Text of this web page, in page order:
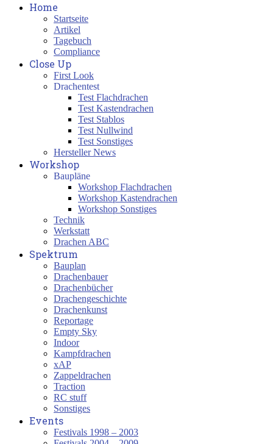
Home
Startseite
Artikel
Tagebuch
Compliance
Close Up
First Look
Drachentest
Test Flachdrachen
Test Kastendrachen
Test Stablos
Test Nullwind
Test Sonstiges
Hersteller News
Workshop
Baupläne
Workshop Flachdrachen
Workshop Kastendrachen
Workshop Sonstiges
Technik
Werkstatt
Drachen ABC
Spektrum
Bauplan
Drachenbauer
Drachenbücher
Drachengeschichte
Drachenkunst
Reportage
Empty Sky
Indoor
Kampfdrachen
xAP
Zappeldrachen
Traction
RC stuff
Sonstiges
Events
Festivals 1998 – 2003